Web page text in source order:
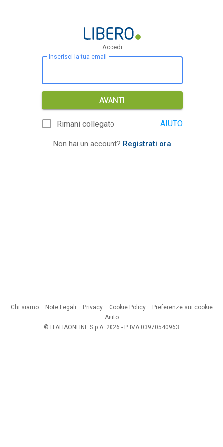
Accedi
Inserisci la tua email
AVANTI
Rimani collegato AIUTO
Non hai un account? Registrati ora
Chi siamo Note Legali Privacy Cookie Policy
Preferenze sui cookie
Aiuto
© ITALIAONLINE S.p.A. 2026 - P. IVA 03970540963